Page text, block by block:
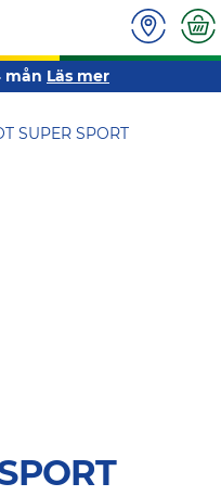
mån Läs mer
SUPER SPORT